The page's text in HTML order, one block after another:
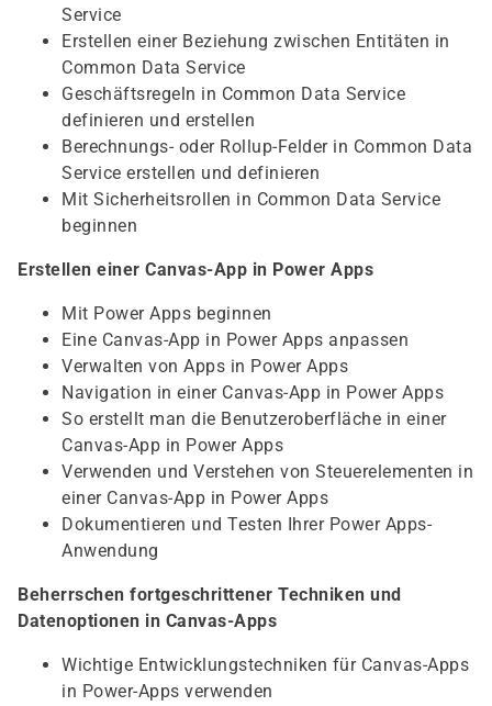
Service
Erstellen einer Beziehung zwischen Entitäten in
Common Data Service
Geschäftsregeln in Common Data Service
definieren und erstellen
Berechnungs- oder Rollup-Felder in Common Data
Service erstellen und definieren
Mit Sicherheitsrollen in Common Data Service
beginnen
Erstellen einer Canvas-App in Power Apps
Mit Power Apps beginnen
Eine Canvas-App in Power Apps anpassen
Verwalten von Apps in Power Apps
Navigation in einer Canvas-App in Power Apps
So erstellt man die Benutzeroberfläche in einer
Canvas-App in Power Apps
Verwenden und Verstehen von Steuerelementen in
einer Canvas-App in Power Apps
Dokumentieren und Testen Ihrer Power Apps-
Anwendung
Beherrschen fortgeschrittener Techniken und
Datenoptionen in Canvas-Apps
Wichtige Entwicklungstechniken für Canvas-Apps
in Power-Apps verwenden